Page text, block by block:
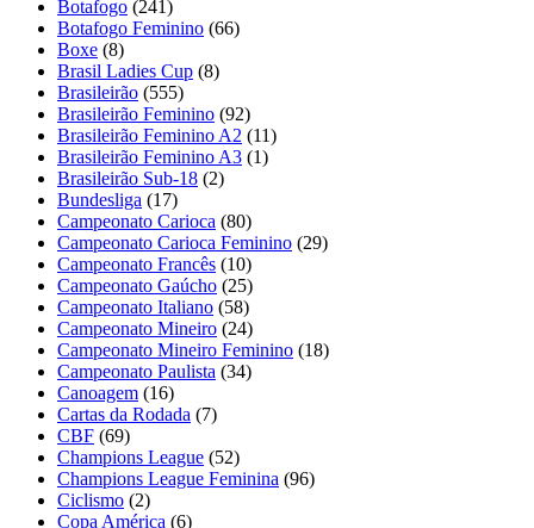
Botafogo (241)
Botafogo Feminino (66)
Boxe (8)
Brasil Ladies Cup (8)
Brasileirão (555)
Brasileirão Feminino (92)
Brasileirão Feminino A2 (11)
Brasileirão Feminino A3 (1)
Brasileirão Sub-18 (2)
Bundesliga (17)
Campeonato Carioca (80)
Campeonato Carioca Feminino (29)
Campeonato Francês (10)
Campeonato Gaúcho (25)
Campeonato Italiano (58)
Campeonato Mineiro (24)
Campeonato Mineiro Feminino (18)
Campeonato Paulista (34)
Canoagem (16)
Cartas da Rodada (7)
CBF (69)
Champions League (52)
Champions League Feminina (96)
Ciclismo (2)
Copa América (6)